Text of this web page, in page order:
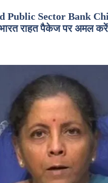
Public Sector Bank
राहत पैकेज पर अमल करें